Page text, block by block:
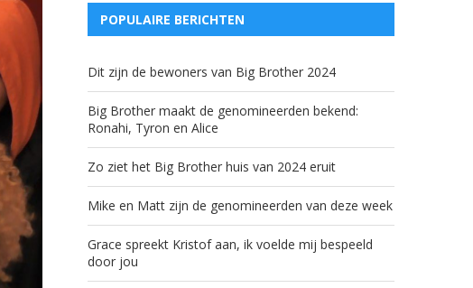
POPULAIRE BERICHTEN
Dit zijn de bewoners van Big Brother 2024
Big Brother maakt de genomineerden bekend:
Ronahi, Tyron en Alice
Zo ziet het Big Brother huis van 2024 eruit
Mike en Matt zijn de genomineerden van deze week
Grace spreekt Kristof aan, ik voelde mij bespeeld
door jou